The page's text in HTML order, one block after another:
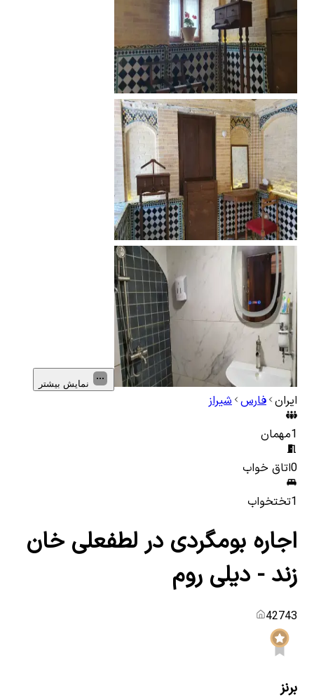
نمایش بیشتر
ایران فارس شیراز
1مهمان
0اتاق خواب
1تختخواب
اجاره بومگردی در لطفعلی خان
زند - دیلی روم
42743
برنز